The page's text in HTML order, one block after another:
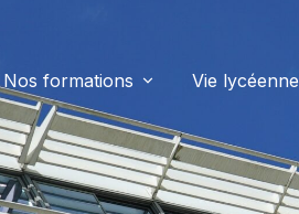
Nos formations Vie lycéenne